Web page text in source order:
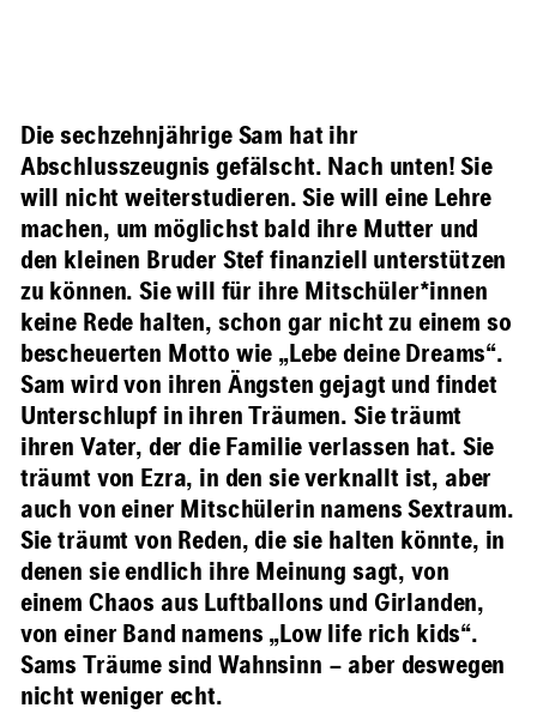
Die sechzehnjährige Sam hat ihr
Abschlusszeugnis gefälscht. Nach unten! Sie
will nicht weiterstudieren. Sie will eine Lehre
machen, um möglichst bald ihre Mutter und
den kleinen Bruder Stef finanziell unterstützen
zu können. Sie will für ihre Mitschüler*innen
keine Rede halten, schon gar nicht zu einem so
bescheuerten Motto wie „Lebe deine Dreams“.
Sam wird von ihren Ängsten gejagt und findet
Unterschlupf in ihren Träumen. Sie träumt
ihren Vater, der die Familie verlassen hat. Sie
träumt von Ezra, in den sie verknallt ist, aber
auch von einer Mitschülerin namens Sextraum.
Sie träumt von Reden, die sie halten könnte, in
denen sie endlich ihre Meinung sagt, von
einem Chaos aus Luftballons und Girlanden,
von einer Band namens „Low life rich kids“.
Sams Träume sind Wahnsinn – aber deswegen
nicht weniger echt.